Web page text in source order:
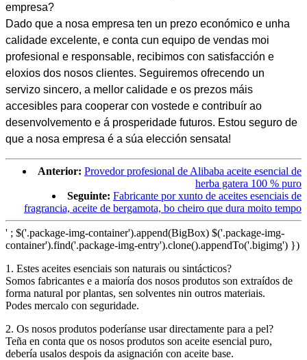
empresa?
Dado que a nosa empresa ten un prezo económico e unha
calidade excelente, e conta cun equipo de vendas moi
profesional e responsable, recibimos con satisfacción e
eloxios dos nosos clientes. Seguiremos ofrecendo un
servizo sincero, a mellor calidade e os prezos máis
accesibles para cooperar con vostede e contribuír ao
desenvolvemento e á prosperidade futuros. Estou seguro de
que a nosa empresa é a súa elección sensata!
Anterior: Provedor profesional de Alibaba aceite esencial de
herba gatera 100 % puro
Seguinte: Fabricante por xunto de aceites esenciais de
fragrancia, aceite de bergamota, bo cheiro que dura moito tempo
' ; $('.package-img-container').append(BigBox) $('.package-img-
container').find('.package-img-entry').clone().appendTo('.bigimg') })
1. Estes aceites esenciais son naturais ou sintácticos?
Somos fabricantes e a maioría dos nosos produtos son extraídos de
forma natural por plantas, sen solventes nin outros materiais.
Podes mercalo con seguridade.
2. Os nosos produtos poderíanse usar directamente para a pel?
Teña en conta que os nosos produtos son aceite esencial puro,
debería usalos despois da asignación con aceite base.